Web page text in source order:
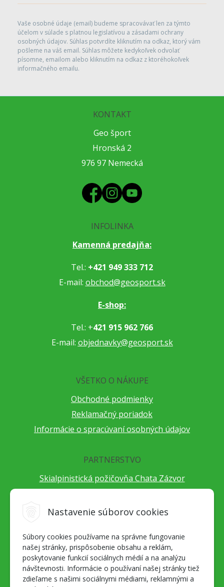
Nastavenie súborov cookies
Súbory cookies používame na správne fungovanie
našej stránky, prispôsobenie obsahu a reklám,
poskytovanie funkcií sociálnych médií a na analýzu
návštevnosti. Informácie o používaní našej stránky tiež
zdieľame s našimi sociálnymi médiami, reklamnými a
Vaše osobné údaje (email) budeme spracovávať len za týmto
účelom v súlade s platnou legislatívou a zásadami ochrany
osobných údajov. Súhlas potvrdíte kliknutím na odkaz, ktorý vám
pošleme na váš email. Súhlas môžete kedykoľvek odvolať
písomne, emailom alebo kliknutím na odkaz z ktoréhokoľvek
informačného emailu.
KONTAKT
Geo šport
Hronská 2
976 97 Nemecká
INFOLINKA
Kamenná predajňa:
Tel.: +421 949 333 712
E-mail: obchod@geosport.sk
E-shop:
Tel.: +421 915 962 766
E-mail: objednavky@geosport.sk
VŠETKO O NÁKUPE
Obchodné podmienky
Reklamačný poriadok
Informácie o spracúvaní osobných údajov
PARTNERSTVO
Skialpinistická požičovňa Chata Zázvor
Cestovateľský festival Cestou necestou
Alpenverein Slovensko
Hore-dole Derešom
Motorest Nemecká
Splav Hrona